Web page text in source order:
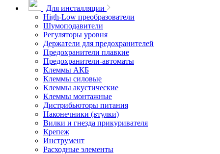
Для инсталляции
High-Low преобразователи
Шумоподавители
Регуляторы уровня
Держатели для предохранителей
Предохранители плавкие
Предохранители-автоматы
Клеммы АКБ
Клеммы силовые
Клеммы акустические
Клеммы монтажные
Дистрибьюторы питания
Наконечники (втулки)
Вилки и гнезда прикуривателя
Крепеж
Инструмент
Расходные элементы